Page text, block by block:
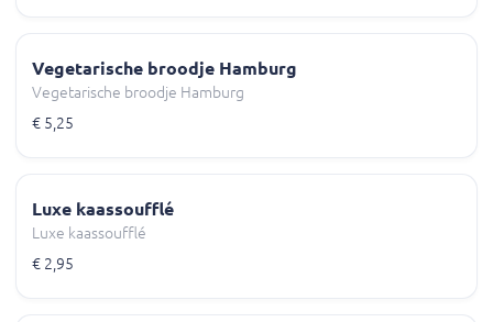
Vegetarische broodje Hamburg
Vegetarische broodje Hamburg
€ 5,25
Luxe kaassoufflé
Luxe kaassoufflé
€ 2,95